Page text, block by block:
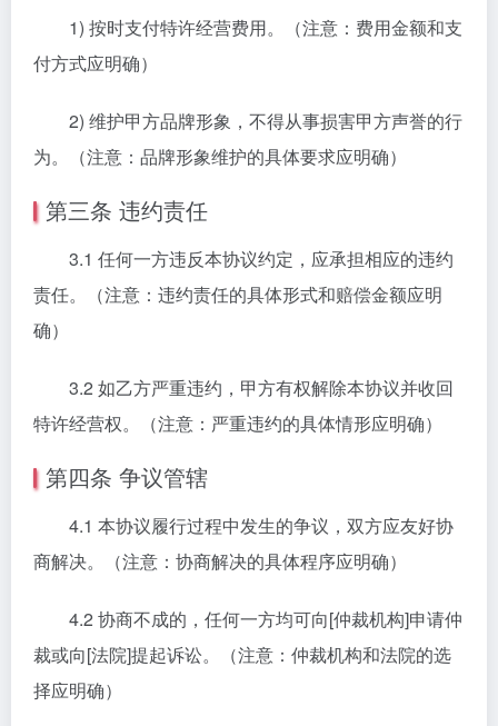
1) 按时支付特许经营费用。（注意：费用金额和支
付方式应明确）
2) 维护甲方品牌形象，不得从事损害甲方声誉的行
为。（注意：品牌形象维护的具体要求应明确）
第三条 违约责任
3.1 任何一方违反本协议约定，应承担相应的违约
责任。（注意：违约责任的具体形式和赔偿金额应明
确）
3.2 如乙方严重违约，甲方有权解除本协议并收回
特许经营权。（注意：严重违约的具体情形应明确）
第四条 争议管辖
4.1 本协议履行过程中发生的争议，双方应友好协
商解决。（注意：协商解决的具体程序应明确）
4.2 协商不成的，任何一方均可向[仲裁机构]申请仲
裁或向[法院]提起诉讼。（注意：仲裁机构和法院的选
择应明确）